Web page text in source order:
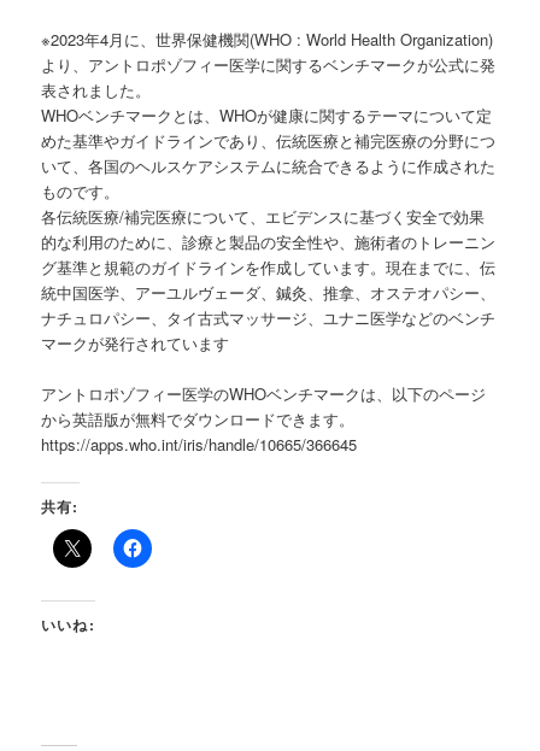
※2023年4月に、世界保健機関(WHO : World Health Organization)
より、アントロポゾフィー医学に関するベンチマークが公式に発
表されました。
WHOベンチマークとは、WHOが健康に関するテーマについて定
めた基準やガイドラインであり、伝統医療と補完医療の分野につ
いて、各国のヘルスケアシステムに統合できるように作成された
ものです。
各伝統医療/補完医療について、エビデンスに基づく安全で効果
的な利用のために、診療と製品の安全性や、施術者のトレーニン
グ基準と規範のガイドラインを作成しています。現在までに、伝
統中国医学、アーユルヴェーダ、鍼灸、推拿、オステオパシー、
ナチュロパシー、タイ古式マッサージ、ユナニ医学などのベンチ
マークが発行されています
アントロポゾフィー医学のWHOベンチマークは、以下のページ
から英語版が無料でダウンロードできます。
https://apps.who.int/iris/handle/10665/366645
共有:
いいね: